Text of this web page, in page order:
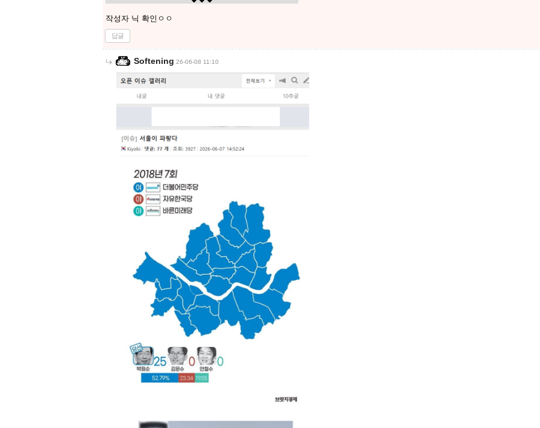
작성자 닉 확인ㅇㅇ
답글
Softening 26-06-08 11:10